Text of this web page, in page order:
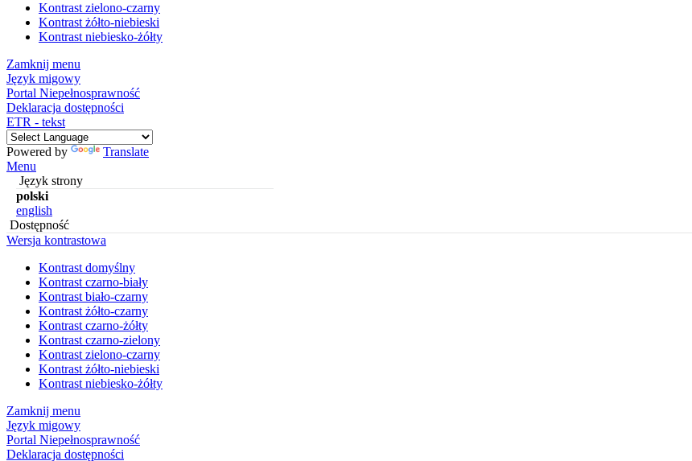
Kontrast zielono-czarny
Kontrast żółto-niebieski
Kontrast niebiesko-żółty
Zamknij menu
Język migowy
Portal Niepełnosprawność
Deklaracja dostępności
ETR - tekst
Powered by
Translate
Menu
Język strony
polski
english
Dostępność
Wersja kontrastowa
Kontrast domyślny
Kontrast czarno-biały
Kontrast biało-czarny
Kontrast żółto-czarny
Kontrast czarno-żółty
Kontrast czarno-zielony
Kontrast zielono-czarny
Kontrast żółto-niebieski
Kontrast niebiesko-żółty
Zamknij menu
Język migowy
Portal Niepełnosprawność
Deklaracja dostępności